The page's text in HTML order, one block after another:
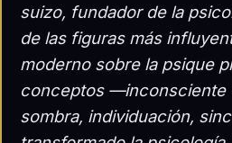
suizo, fundador de la
de las figuras más
moderno sobre la psique
conceptos —inconsciente
sombra, individuación,